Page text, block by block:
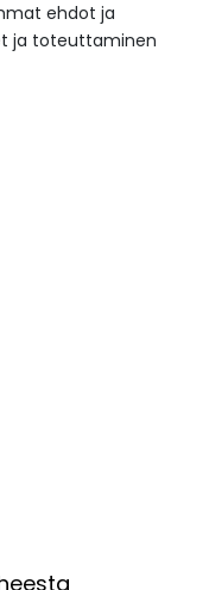
ehdot ja
ja toteuttaminen